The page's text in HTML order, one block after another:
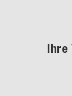
Ihre